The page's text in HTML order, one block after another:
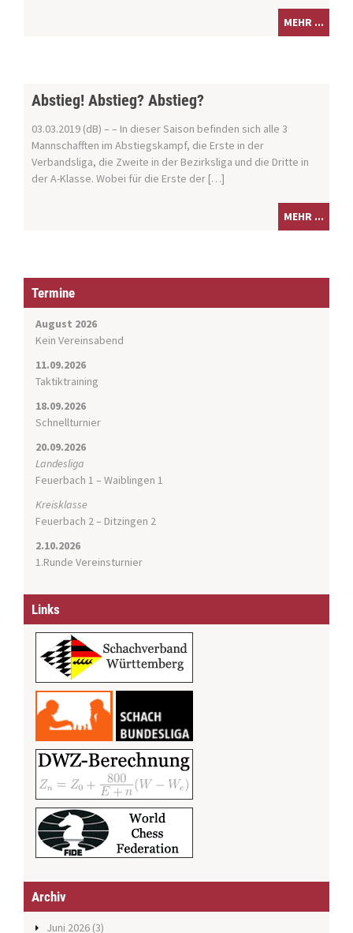
MEHR ...
Abstieg! Abstieg? Abstieg?
03.03.2019 (dB) – – In dieser Saison befinden sich alle 3
Mannschafften im Abstiegskampf, die Erste in der
Verbandsliga, die Zweite in der Bezirksliga und die Dritte in
der A-Klasse. Wobei für die Erste der […]
MEHR ...
Termine
August 2026
Kein Vereinsabend
11.09.2026
Taktiktraining
18.09.2026
Schnellturnier
20.09.2026
Landesliga
Feuerbach 1 – Waiblingen 1
Kreisklasse
Feuerbach 2 – Ditzingen 2
2.10.2026
1.Runde Vereinsturnier
Links
Archiv
Juni 2026 (3)